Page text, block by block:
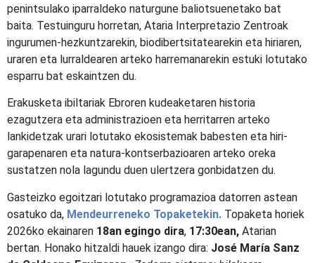
penintsulako iparraldeko naturgune baliotsuenetako bat
baita. Testuinguru horretan, Ataria Interpretazio Zentroak
ingurumen-hezkuntzarekin, biodibertsitatearekin eta hiriaren,
uraren eta lurraldearen arteko harremanarekin estuki lotutako
esparru bat eskaintzen du.
Erakusketa ibiltariak Ebroren kudeaketaren historia
ezagutzera eta administrazioen eta herritarren arteko
lankidetzak urari lotutako ekosistemak babesten eta hiri-
garapenaren eta natura-kontserbazioaren arteko oreka
sustatzen nola lagundu duen ulertzera gonbidatzen du.
Gasteizko egoitzari lotutako programazioa datorren astean
osatuko da, Mendeurreneko Topaketekin. Topaketa horiek
2026ko ekainaren 18an egingo dira, 17:30ean, Atarian
bertan. Honako hitzaldi hauek izango dira: José María Sanz